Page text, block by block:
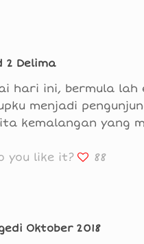
2 Delima
hari ini, bermula lah
menjadi
kemalangan yang
you like it? 88
Oktober 2018